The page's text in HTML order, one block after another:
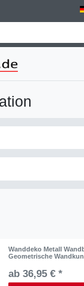
Wanddeko Metall
Geometrische
ab 36,95 € *